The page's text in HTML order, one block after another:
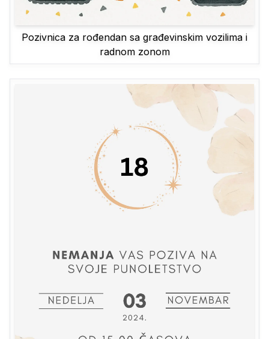
Pozivnica za rođendan sa građevinskim vozilima i
radnom zonom